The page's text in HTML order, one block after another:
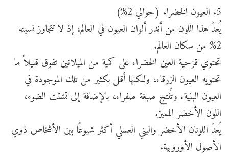
5. العيون الخضراء (حوالي 2%)
يُعدّ هذا اللون من أندر ألوان العيون في العالم، إذ لا تتجاوز نسبته
2% من سكان العالم.
تحتوي قزحية العين الخضراء على كمية من الميلانين تفوق قليلاً ما
تحتويه العيون الزرقاء، ولكنها أقل بكثير من تلك الموجودة في
العيون البنية. وتُنتج صبغة صفراء، بالإضافة إلى تشتت الضوء،
اللون الأخضر المميز.
يُعدّ اللونان الأخضر والبني العسلي أكثر شيوعًا بين الأشخاص ذوي
الأصول الأوروبية.